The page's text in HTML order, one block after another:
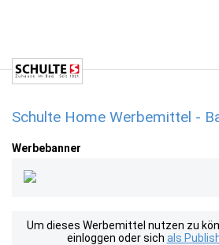
Schulte Home Werbemittel -
Werbebanner
Um dieses Werbemittel nutzen zu
einloggen oder sich als